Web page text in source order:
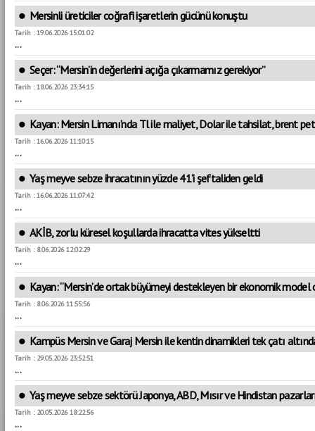
Mersinli üreticiler coğrafi işaretlerin gücünü konuştu
Tarih : 19.06.2026 15:01:02
...
Seçer: “Mersin’in değerlerini açığa çıkarmamız gerekiyor”
Tarih : 18.06.2026 23:34:15
...
Kayan: Mersin Limanı’nda Tl ile maliyet, Dolar ile tahsilat, brent
Tarih : 16.06.2026 11:10:15
...
Yaş meyve sebze ihracatının yüzde 41’i şeftaliden geldi
Tarih : 16.06.2026 11:07:42
...
AKİB, zorlu küresel koşullarda ihracatta vites yükseltti
Tarih : 8.06.2026 12:02:29
...
Kayan: “Mersin’de ortak büyümeyi destekleyen bir ekonomik
Tarih : 8.06.2026 11:55:56
...
Kampüs Mersin ve Garaj Mersin ile kentin dinamikleri tek çatı
Tarih : 29.05.2026 23:52:51
...
Yaş meyve sebze sektörü Japonya, ABD, Mısır ve Hindistan
Tarih : 20.05.2026 18:22:56
...